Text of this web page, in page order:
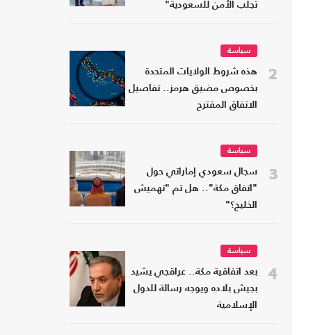
تجلب الأمن للسعودية"
2
سياسة
هذه شروط الولايات المتحدة
بخصوص مضيق هرمز.. تفاصيل
الاتفاق المقترح
3
سياسة
سجال سعودي إماراتي حول
"اتفاق مكة".. هل تم "تهميش
الخليج؟"
4
سياسة
بعد اتفاقية مكة.. عراقجي يشيد
بجيش بلاده ويوجه رسالة للدول
الإسلامية